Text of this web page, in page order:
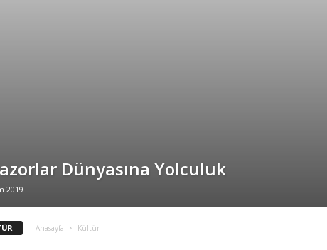
Dünyasına Yolculuk
2019
Anasayfa Kültür